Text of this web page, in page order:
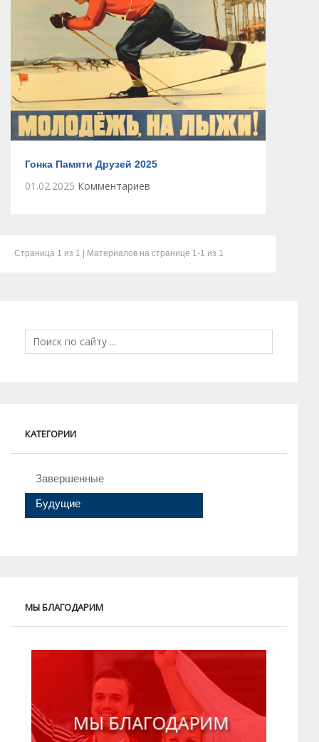
Гонка Памяти Друзей 2025
01.02.2025 Комментариев
Страница 1 из 1 | Материалов на странице 1-1 из 1
КАТЕГОРИИ
Завершенные
Будущие
МЫ БЛАГОДАРИМ